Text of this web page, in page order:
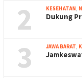
2 KESEHATAN,
Dukung
3 JAWA BARAT,